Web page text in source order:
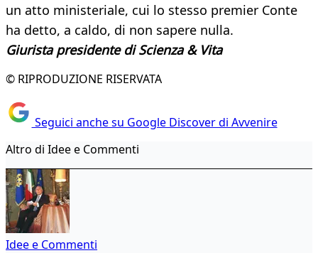
un atto ministeriale, cui lo stesso premier Conte
ha detto, a caldo, di non sapere nulla.
Giurista presidente di Scienza & Vita
© RIPRODUZIONE RISERVATA
Seguici anche su Google Discover di Avvenire
Altro di Idee e Commenti
Idee e Commenti